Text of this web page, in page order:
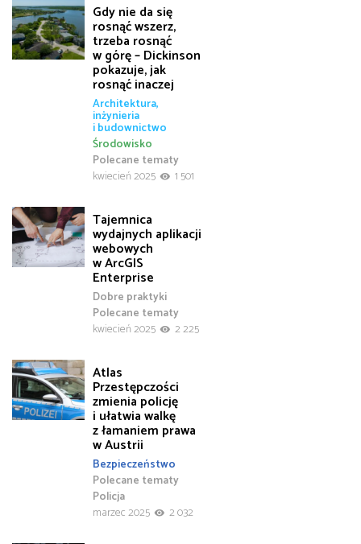
Gdy nie da się
rosnąć wszerz,
trzeba rosnąć
w górę – Dickinson
pokazuje, jak
rosnąć inaczej
Architektura,
inżynieria
i budownictwo
Polecane tematy
Środowisko
kwiecień 2025
1 501
Tajemnica
wydajnych aplikacji
webowych
w ArcGIS
Enterprise
Dobre praktyki
Polecane tematy
kwiecień 2025
2 225
Atlas
Przestępczości
zmienia policję
i ułatwia walkę
z łamaniem prawa
w Austrii
Bezpieczeństwo
Polecane tematy
Policja
marzec 2025
2 032